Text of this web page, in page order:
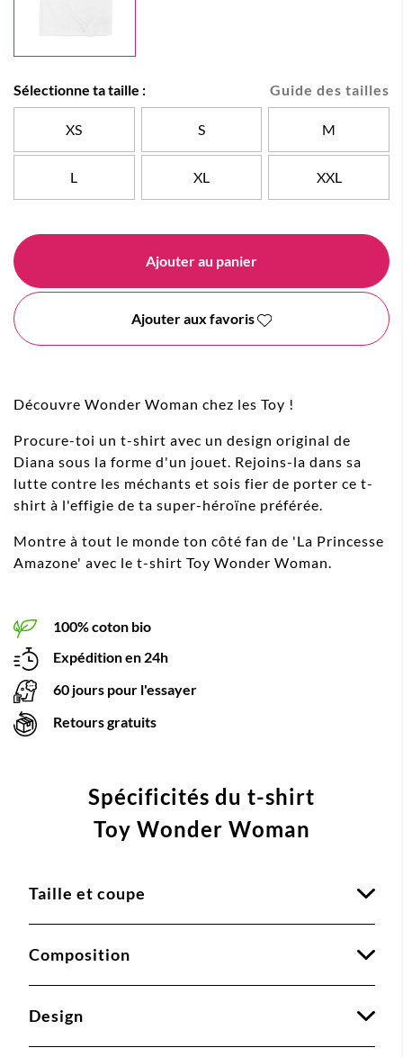
Guide des tailles
Sélectionne ta taille :
XS S M
L XL XXL
Ajouter au panier
Ajouter aux favoris
Découvre Wonder Woman chez les Toy !
Procure-toi un t-shirt avec un design original de
Diana sous la forme d'un jouet. Rejoins-la dans sa
lutte contre les méchants et sois fier de porter ce t-
shirt à l'effigie de ta super-héroïne préférée.
Montre à tout le monde ton côté fan de 'La Princesse
Amazone' avec le t-shirt Toy Wonder Woman.
100% coton bio
Expédition en 24h
60 jours pour l'essayer
Retours gratuits
Spécificités du t-shirt
Toy Wonder Woman
Taille et coupe
Composition
Design